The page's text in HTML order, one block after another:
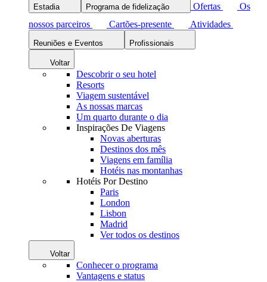
Estadia Programa de fidelização Ofertas
Os
nossos parceiros
Cartões-presente Atividades
Reuniões e Eventos Profissionais
Voltar
Descobrir o seu hotel
Resorts
Viagem sustentável
As nossas marcas
Um quarto durante o dia
Inspirações De Viagens
Novas aberturas
Destinos dos mês
Viagens em família
Hotéis nas montanhas
Hotéis Por Destino
Paris
London
Lisbon
Madrid
Ver todos os destinos
Voltar
Conhecer o programa
Vantagens e status